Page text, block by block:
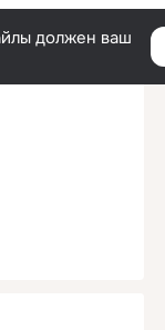
должен ваш